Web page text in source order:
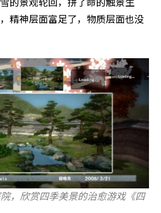
的景观轮回，拼了命的触景生
精神层面富足了，物质层面也没
，欣赏四季美景的治愈游戏《四